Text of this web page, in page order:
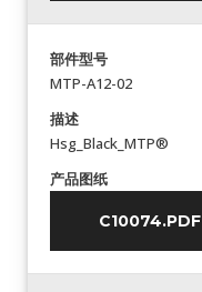
部件型号
MTP-A12-02
描述
Hsg_Black_MTP®
产品图纸
C10074.PDF